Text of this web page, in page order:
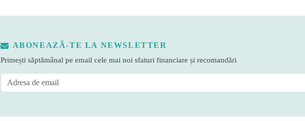
ABONEAZĂ-TE LA NEWSLETTER
Primești săptămânal pe email cele mai noi sfaturi financiare și recomandări